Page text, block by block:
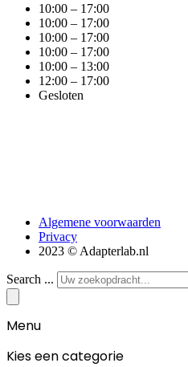
10:00 – 17:00
10:00 – 17:00
10:00 – 17:00
10:00 – 17:00
10:00 – 13:00
12:00 – 17:00
Gesloten
Algemene voorwaarden
Privacy
2023 © Adapterlab.nl
Search ...
Menu
Kies een categorie